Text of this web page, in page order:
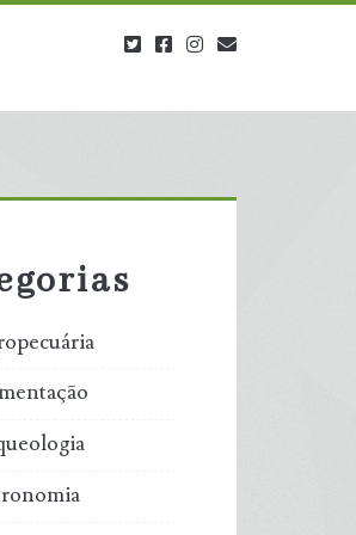
twitterfacebookinstagram